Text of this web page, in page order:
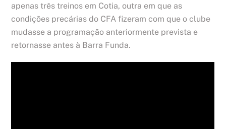
apenas três treinos em Cotia, outra em que as
condições precárias do CFA fizeram com que o clube
mudasse a programação anteriormente prevista e
retornasse antes à Barra Funda.